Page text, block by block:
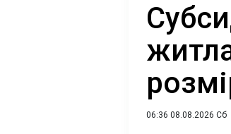
06:36 08.08.2026 Сб